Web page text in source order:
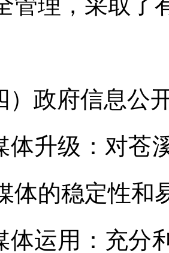
）政府信息公
体升级：对苍
体的稳定性和
体运用：充分